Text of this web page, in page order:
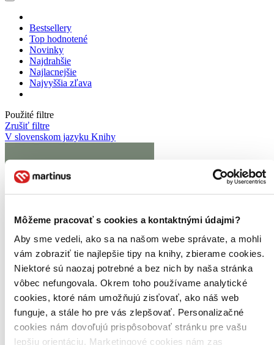
Môžeme pracovať s cookies a kontaktnými údajmi?
Aby sme vedeli, ako sa na našom webe správate, a mohli
vám zobraziť tie najlepšie tipy na knihy, zbierame cookies.
Niektoré sú naozaj potrebné a bez nich by naša stránka
vôbec nefungovala. Okrem toho používame analytické
cookies, ktoré nám umožňujú zisťovať, ako náš web
funguje, a stále ho pre vás zlepšovať. Personalizačné
cookies nám dovoľujú prispôsobovať stránku pre vašu
lepšiu orientáciu. Marketingové cookies nám zas
Bestsellery
Top hodnotené
Novinky
Najdrahšie
Najlacnejšie
Najvyššia zľava
Použité filtre
Zrušiť filtre
V slovenskom jazyku Knihy